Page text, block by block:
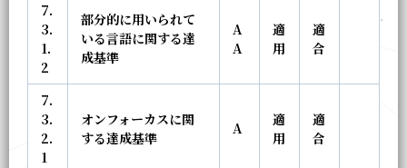
7.
3.
1.
2
部分的に用いられて
いる言語に関する達
成基準
A
A
適
用
適
合
7.
3.
2.
1
オンフォーカスに関
する達成基準
A
適
用
適
合